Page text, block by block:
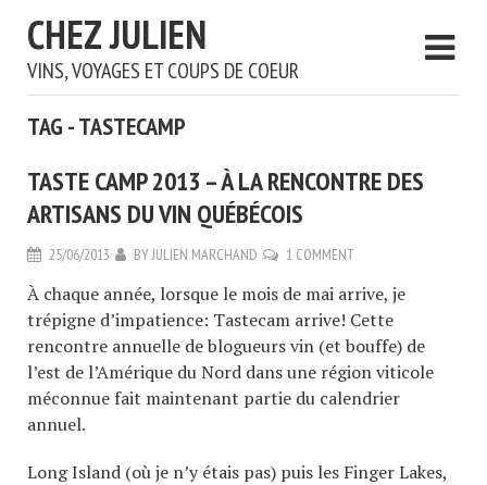
CHEZ JULIEN
VINS, VOYAGES ET COUPS DE COEUR
TAG - TASTECAMP
TASTE CAMP 2013 – À LA RENCONTRE DES
ARTISANS DU VIN QUÉBÉCOIS
25/06/2013 BYJULIEN MARCHAND 1 COMMENT
À chaque année, lorsque le mois de mai arrive, je
trépigne d’impatience: Tastecam arrive! Cette
rencontre annuelle de blogueurs vin (et bouffe) de
l’est de l’Amérique du Nord dans une région viticole
méconnue fait maintenant partie du calendrier
annuel.
Long Island (où je n’y étais pas) puis les Finger Lakes,